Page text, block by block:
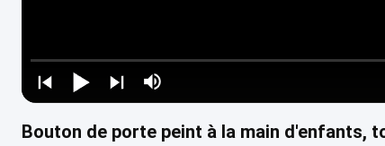
Bouton de porte peint à la main d'enfants,